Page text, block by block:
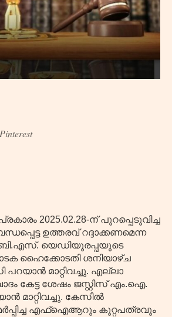
Pinterest
2025.02.28-ന് പുറപ്പെടുവിച്ച
ഉത്തരവ് റദ്ദാക്കണമെന്ന
യെഡിയൂരപ്പയുടെ
ഹൈക്കോടതി ശനിയാഴ്ച
പറയാൻ മാറ്റിവച്ചു. എല്ലാ
കേട്ട ശേഷം ജസ്റ്റിസ് എം.ഐ.
മാറ്റിവച്ചു. കേസിൽ
എഫ്‌ഐആറും കുറ്റപത്രവും